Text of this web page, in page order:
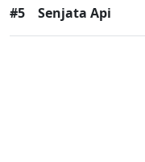
#5 Senjata Api